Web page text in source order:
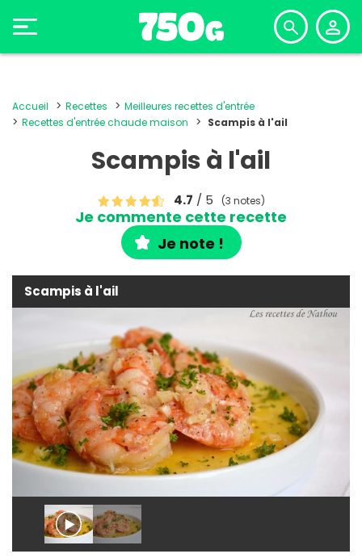
Accueil Recettes
Meilleures recettes d'entrée
Recettes d'entrée chaude maison
Scampis à l'ail
Scampis à l'ail
4.7 / 5 (3 notes)
Je commente cette recette
Je note !
Scampis à l'ail